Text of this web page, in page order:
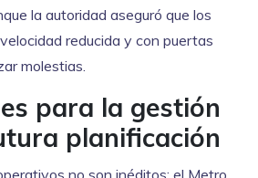
la autoridad aseguró que los
reducida y con puertas
molestias.
para la gestión
planificación